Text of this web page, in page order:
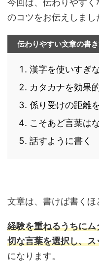
今回は、伝わりやす
のコツをお伝えしまし
伝わりやすい文章の書き
漢字を使いすぎ
カタカナを効果
係り受けの距離
こそあど言葉は
話すように書く
文章は、書けば書くほ
経験を重ねるうちに
切な言葉を選択し、
になります。